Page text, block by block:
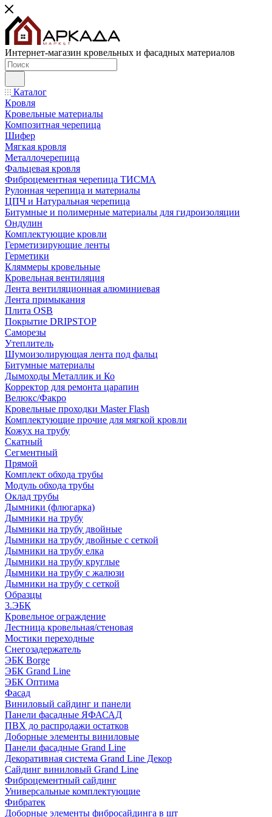
Интернет-магазин кровельных и фасадных материалов
Каталог
Кровля
Кровельные материалы
Композитная черепица
Шифер
Мягкая кровля
Металлочерепица
Фальцевая кровля
Фиброцементная черепица ТИСМА
Рулонная черепица и материалы
ЦПЧ и Натуральная черепица
Битумные и полимерные материалы для гидроизоляции
Ондулин
Комплектующие кровли
Герметизирующие ленты
Герметики
Кляммеры кровельные
Кровельная вентиляция
Лента вентиляционная алюминиевая
Лента примыкания
Плита OSB
Покрытие DRIPSTOP
Саморезы
Утеплитель
Шумоизолирующая лента под фальц
Битумные материалы
Дымоходы Металлик и Ко
Корректор для ремонта царапин
Велюкс/Факро
Кровельные проходки Master Flash
Комплектующие прочие для мягкой кровли
Кожух на трубу
Скатный
Сегментный
Прямой
Комплект обхода трубы
Модуль обхода трубы
Оклад трубы
Дымники (флюгарка)
Дымники на трубу
Дымники на трубу двoйные
Дымники на трубу двoйные с сеткой
Дымники на трубу елка
Дымники на трубу круглые
Дымники на трубу с жалюзи
Дымники на трубу с сеткой
Образцы
3.ЭБК
Кровельное ограждение
Лестница кровельная/стеновая
Мостики переходные
Снегозадержатель
ЭБК Borge
ЭБК Grand Line
ЭБК Оптима
Фасад
Виниловый сайдинг и панели
Панели фасадные ЯФАСАД
ПВХ до распродажи остатков
Доборные элементы виниловые
Панели фасадные Grand Line
Декоративная система Grand Line Декор
Сайдинг виниловый Grand Line
Фиброцементный сайдинг
Универсальные комплектующие
Фибратек
Доборные элементы фибросайдинга в шт